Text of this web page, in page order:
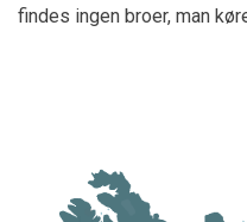
findes ingen broer, man